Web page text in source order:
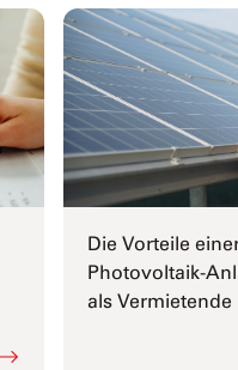
Die Vorteile
Photovoltaik-
als Vermietende